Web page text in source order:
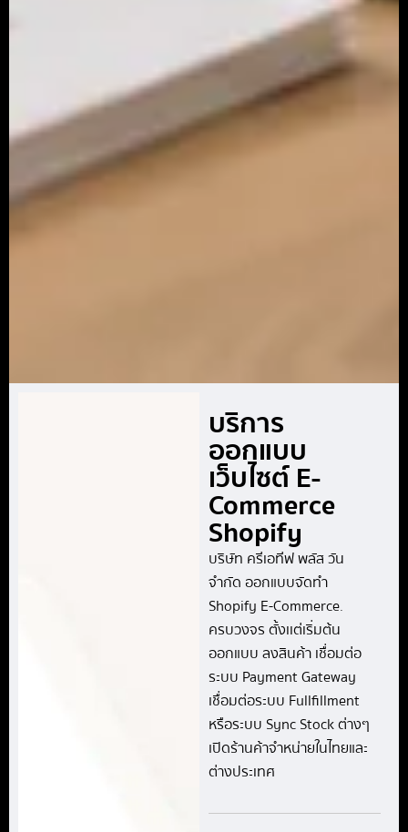
บริการ
ออกแบบ
เว็บไซต์ E-
Commerce
Shopify
บริษัท ครีเอทีฟ พลัส วัน
จำกัด ออกแบบจัดทำ
Shopify E-Commerce.
ครบวงจร ตั้งเเต่เริ่มต้น
ออกแบบ ลงสินค้า เชื่อมต่อ
ระบบ Payment Gateway
เชื่อมต่อระบบ Fullfillment
หรือระบบ Sync Stock ต่างๆ
เปิดร้านค้าจำหน่ายในไทยและ
ต่างประเทศ